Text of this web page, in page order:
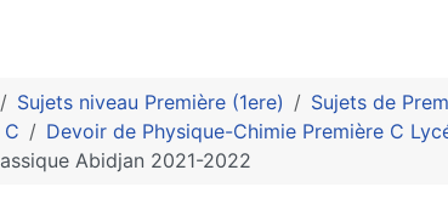
Sujets niveau Première (1ere)
Sujets de
Devoir de Physique-Chimie Première C
Abidjan 2021-2022